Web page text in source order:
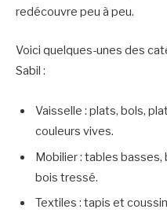
redécouvre peu à peu.
Voici quelques-unes des
Sabil :
Vaisselle : plats, bols,
couleurs vives.
Mobilier : tables
bois tressé.
Textiles : tapis et